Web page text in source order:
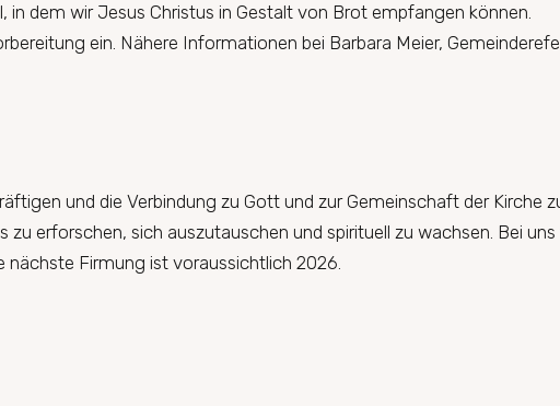
dem wir Jesus Christus in Gestalt von Brot empfangen können.
ein. Nähere Informationen bei Barbara Meier,
und die Verbindung zu Gott und zur Gemeinschaft der Kirche
erforschen, sich auszutauschen und spirituell zu wachsen. Bei
nächste Firmung ist voraussichtlich 2026.